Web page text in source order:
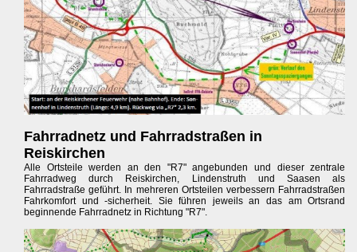
Fahrradnetz und Fahrradstraßen in
Reiskirchen
Alle Ortsteile werden an den "R7" angebunden und dieser zentrale
Fahrradweg durch Reiskirchen, Lindenstruth und Saasen als
Fahrradstraße geführt. In mehreren Ortsteilen verbessern Fahrradstraßen
Fahrkomfort und -sicherheit. Sie führen jeweils an das am Ortsrand
beginnende Fahrradnetz in Richtung "R7".